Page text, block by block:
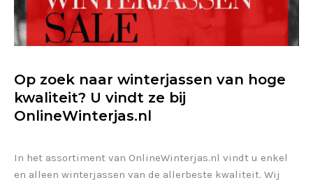
Op zoek naar winterjassen van hoge
kwaliteit? U vindt ze bij
OnlineWinterjas.nl
In het assortiment van OnlineWinterjas.nl vindt u enkel
en alleen winterjassen van de allerbeste kwaliteit. Wij